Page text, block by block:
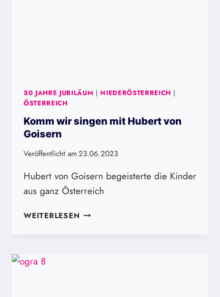
50 JAHRE JUBILÄUM | NIEDERÖSTERREICH |
ÖSTERREICH
Komm wir singen mit Hubert von
Goisern
Veröffentlicht am23.06.2023
Hubert von Goisern begeisterte die Kinder
aus ganz Österreich
WEITERLESEN KOMM